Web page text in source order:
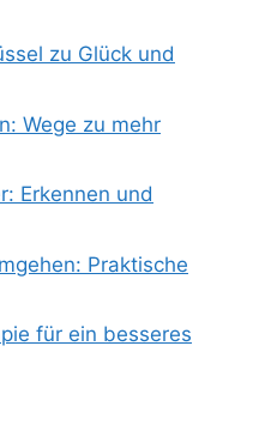
zu Glück und
Wege zu mehr
Erkennen und
Praktische
für ein besseres